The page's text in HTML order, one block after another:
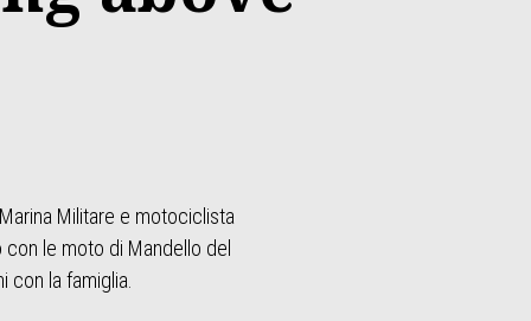
Militare e motociclista
le moto di Mandello del
la famiglia.